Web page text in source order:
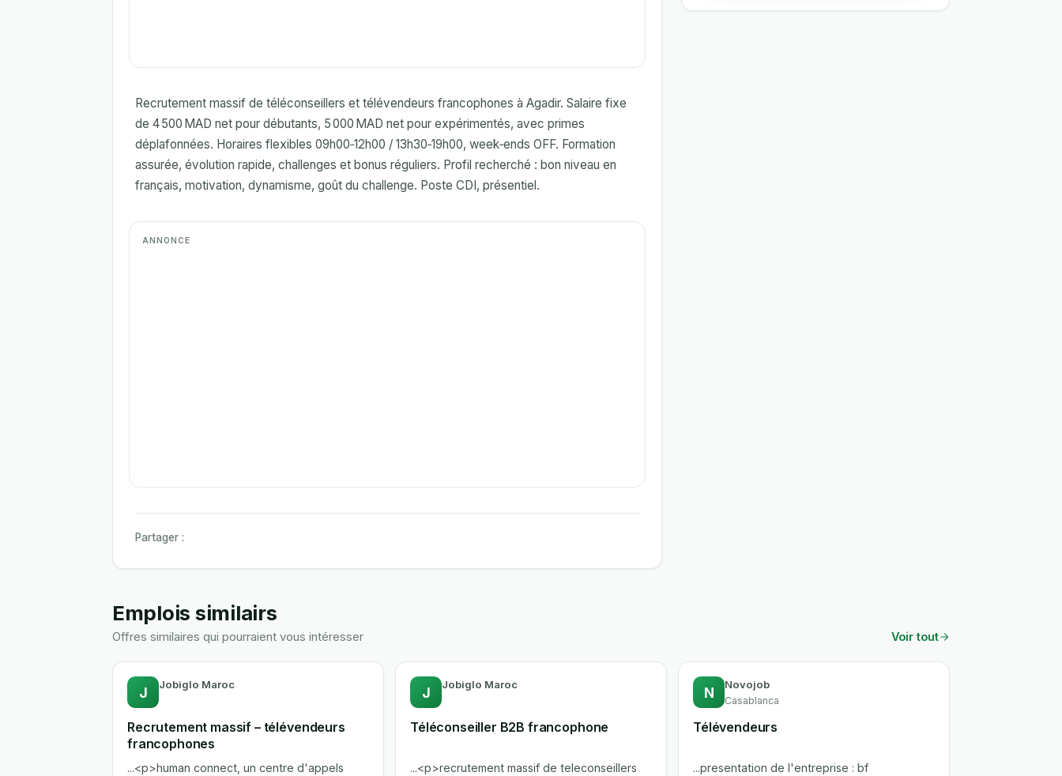
Recrutement massif de téléconseillers et télévendeurs francophones à Agadir. Salaire fixe
de 4 500 MAD net pour débutants, 5 000 MAD net pour expérimentés, avec primes
déplafonnées. Horaires flexibles 09h00‑12h00 / 13h30‑19h00, week‑ends OFF. Formation
assurée, évolution rapide, challenges et bonus réguliers. Profil recherché : bon niveau en
français, motivation, dynamisme, goût du challenge. Poste CDI, présentiel.
Partager :
Emplois similairs
Offres similaires qui pourraient vous intéresser Voir tout
J Jobiglo Maroc
Recrutement massif – télévendeurs
francophones
...<p>human connect, un centre d'appels
J Jobiglo Maroc
Téléconseiller B2B francophone
...<p>recrutement massif de teleconseillers
N Novojob
Casablanca
Télévendeurs
...presentation de l'entreprise : bf